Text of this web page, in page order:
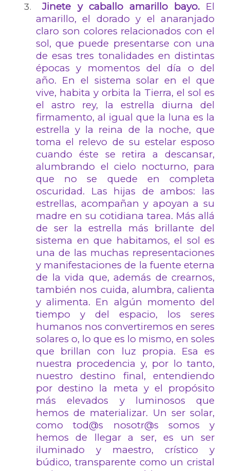
Jinete y caballo amarillo bayo. El
amarillo, el dorado y el anaranjado
claro son colores relacionados con el
sol, que puede presentarse con una
de esas tres tonalidades en distintas
épocas y momentos del día o del
año. En el sistema solar en el que
vive, habita y orbita la Tierra, el sol es
el astro rey, la estrella diurna del
firmamento, al igual que la luna es la
estrella y la reina de la noche, que
toma el relevo de su estelar esposo
cuando éste se retira a descansar,
alumbrando el cielo nocturno, para
que no se quede en completa
oscuridad. Las hijas de ambos: las
estrellas, acompañan y apoyan a su
madre en su cotidiana tarea. Más allá
de ser la estrella más brillante del
sistema en que habitamos, el sol es
una de las muchas representaciones
y manifestaciones de la fuente eterna
de la vida que, además de crearnos,
también nos cuida, alumbra, calienta
y alimenta. En algún momento del
tiempo y del espacio, los seres
humanos nos convertiremos en seres
solares o, lo que es lo mismo, en soles
que brillan con luz propia. Esa es
nuestra procedencia y, por lo tanto,
nuestro destino final, entendiendo
por destino la meta y el propósito
más elevados y luminosos que
hemos de materializar. Un ser solar,
como tod@s nosotr@s somos y
hemos de llegar a ser, es un ser
iluminado y maestro, crístico y
búdico, transparente como un cristal